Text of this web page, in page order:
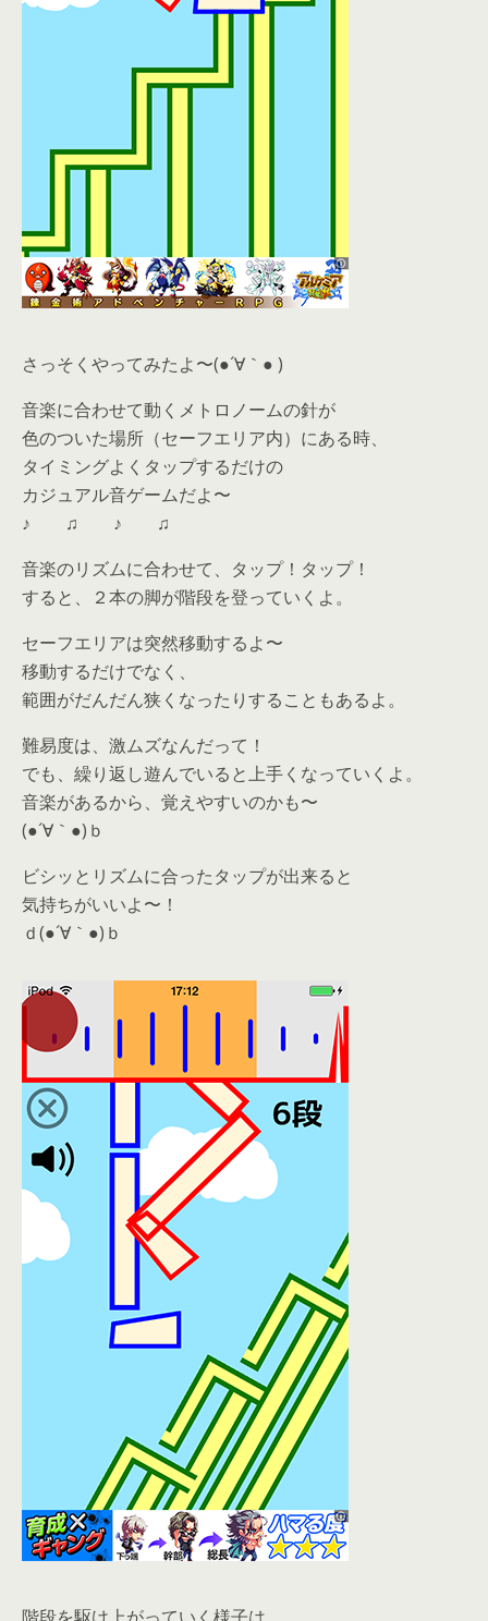
さっそくやってみたよ〜(●´∀｀● )
音楽に合わせて動くメトロノームの針が
色のついた場所（セーフエリア内）にある時、
タイミングよくタップするだけの
カジュアル音ゲームだよ〜
♪ ♫ ♪ ♫
音楽のリズムに合わせて、タップ！タップ！
すると、２本の脚が階段を登っていくよ。
セーフエリアは突然移動するよ〜
移動するだけでなく、
範囲がだんだん狭くなったりすることもあるよ。
難易度は、激ムズなんだって！
でも、繰り返し遊んでいると上手くなっていくよ。
音楽があるから、覚えやすいのかも〜
(●´∀｀●)ｂ
ビシッとリズムに合ったタップが出来ると
気持ちがいいよ〜！
ｄ(●´∀｀●)ｂ